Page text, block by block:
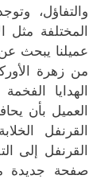
والتفاؤل،
المختلفة مثل
عميلنا يبحث
من زهرة
الهدايا
العميل بأن
القرنفل
القرنفل إلى
صفحة جديدة